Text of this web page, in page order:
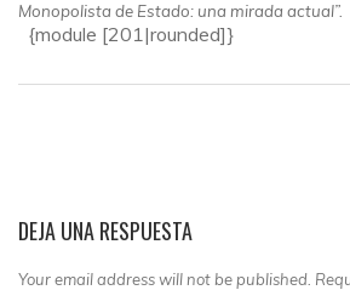
Monopolista de Estado: una mirada actual”.
{module [201|rounded]}
DEJA UNA RESPUESTA
Your email address will not be published.